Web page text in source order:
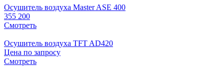
Осушитель воздуха Master ASE 400
355 200
Смотреть
Осушитель воздуха TFT AD420
Цена по запросу
Смотреть